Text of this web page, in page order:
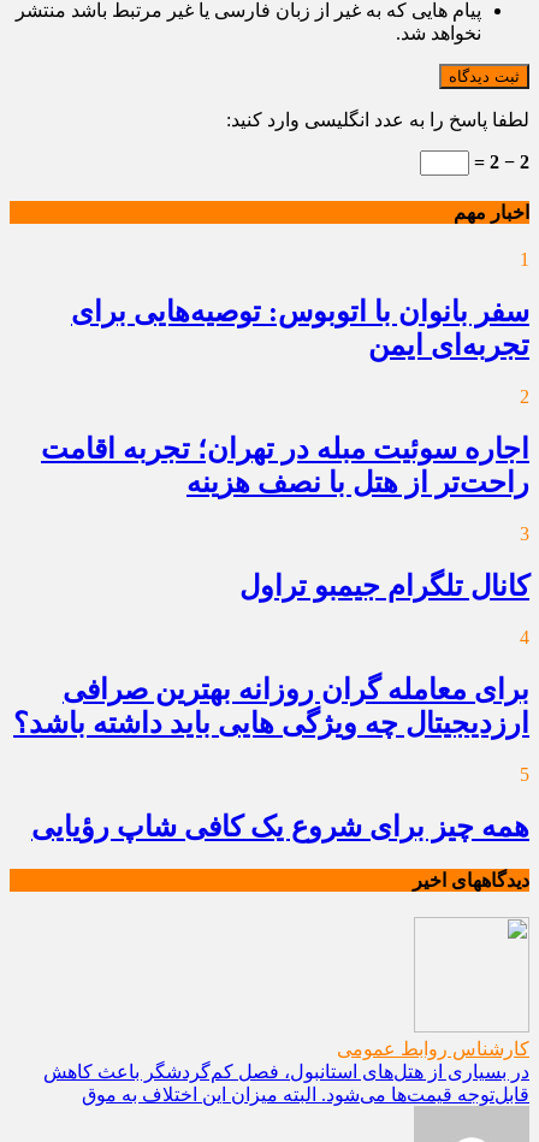
پیام هایی که به غیر از زبان فارسی یا غیر مرتبط باشد منتشر
نخواهد شد.
ثبت دیدگاه
لطفا پاسخ را به عدد انگلیسی وارد کنید:
2 − 2 =
اخبار مهم
1
سفر بانوان با اتوبوس: توصیه‌هایی برای
تجربه‌ای ایمن
2
اجاره سوئیت مبله در تهران؛ تجربه اقامت
راحت‌تر از هتل با نصف هزینه
3
کانال تلگرام جیمبو تراول
4
برای معامله گران روزانه بهترین صرافی
ارزدیجیتال چه ویژگی هایی باید داشته باشد؟
5
همه چیز برای شروع یک کافی شاپ رؤیایی
دیدگاههای اخیر
کارشناس روابط عمومی
در بسیاری از هتل‌های استانبول، فصل کم‌گردشگر باعث کاهش
قابل‌توجه قیمت‌ها می‌شود. البته میزان این اختلاف به موق